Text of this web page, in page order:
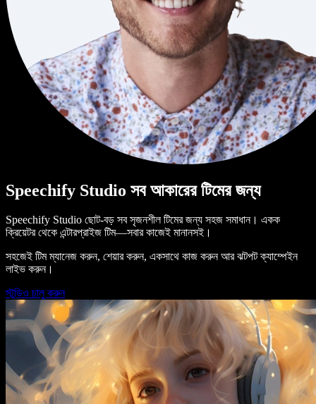
Speechify Studio সব আকারের টিমের জন্য
Speechify Studio ছোট-বড় সব সৃজনশীল টিমের জন্য সহজ সমাধান। একক
ক্রিয়েটর থেকে এন্টারপ্রাইজ টিম—সবার কাজেই মানানসই।
সহজেই টিম ম্যানেজ করুন, শেয়ার করুন, একসাথে কাজ করুন আর ঝটপট ক্যাম্পেইন
লাইভ করুন।
স্টুডিও চালু করুন